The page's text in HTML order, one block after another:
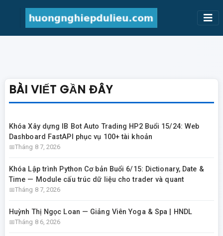
BÀI VIẾT GẦN ĐÂY
Khóa Xây dựng IB Bot Auto Trading HP2 Buổi 15/24: Web
Dashboard FastAPI phục vụ 100+ tài khoản
Tháng 8 7, 2026
Khóa Lập trình Python Cơ bản Buổi 6/15: Dictionary, Date &
Time — Module cấu trúc dữ liệu cho trader và quant
Tháng 8 7, 2026
Huỳnh Thị Ngọc Loan — Giảng Viên Yoga & Spa | HNDL
Tháng 8 6, 2026